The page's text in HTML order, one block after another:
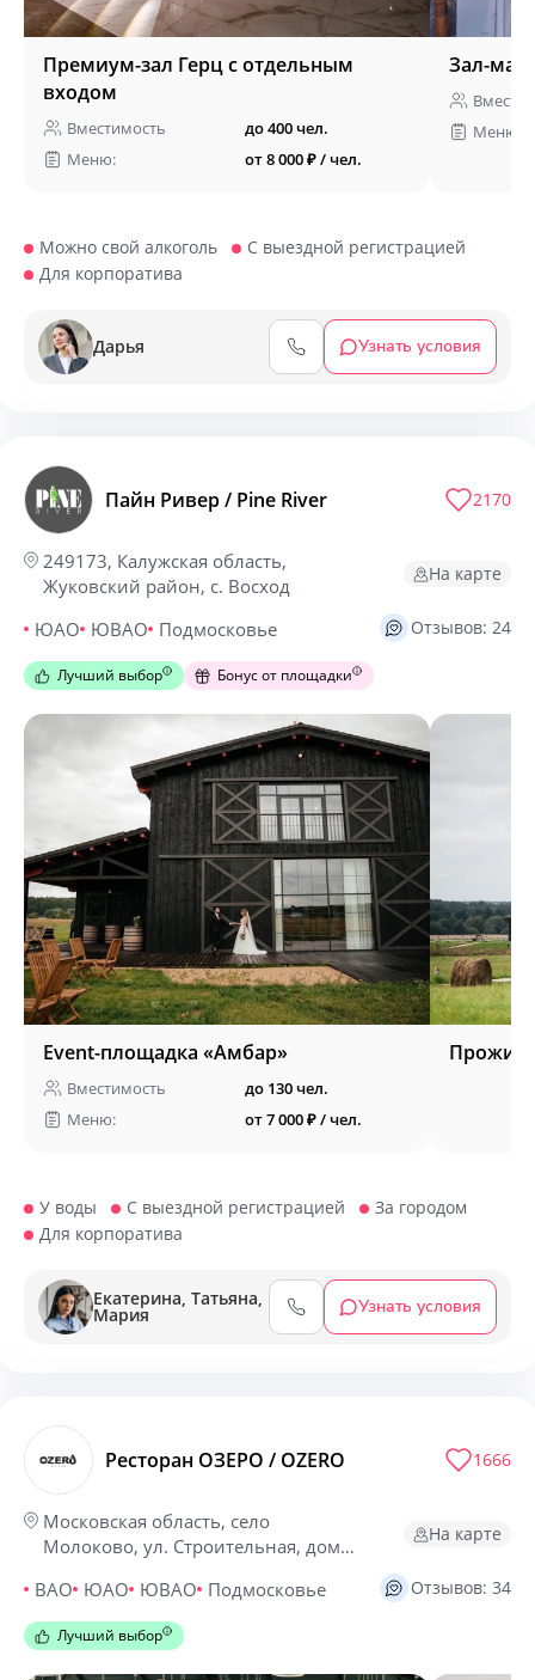
Премиум-зал Герц с отдельным
входом
Вместимость
до 400 чел.
Меню:
от 8 000 ₽ / чел.
Зал-
Меню:
Можно свой алкоголь
С выездной регистрацией
Для корпоратива
Дарья Узнать условия
Пайн Ривер / Pine River
249173, Калужская область,
Жуковский район, с. Восход
ЮАО ЮВАО Подмосковье
На карте
2170
Отзывов: 24
Бонус от площадки
Лучший выбор
Event-площадка «Амбар»
Вместимость
до 130 чел.
Меню:
от 7 000 ₽ / чел.
У воды С выездной регистрацией
За городом
Для корпоратива
Екатерина, Татьяна,
Мария Узнать условия
Ресторан ОЗЕРО / OZERO
Московская область, село
Молоково, ул. Строительная, дом
ВАО ЮАО ЮВАО Подмосковье
На карте
1666
Отзывов: 34
Лучший выбор